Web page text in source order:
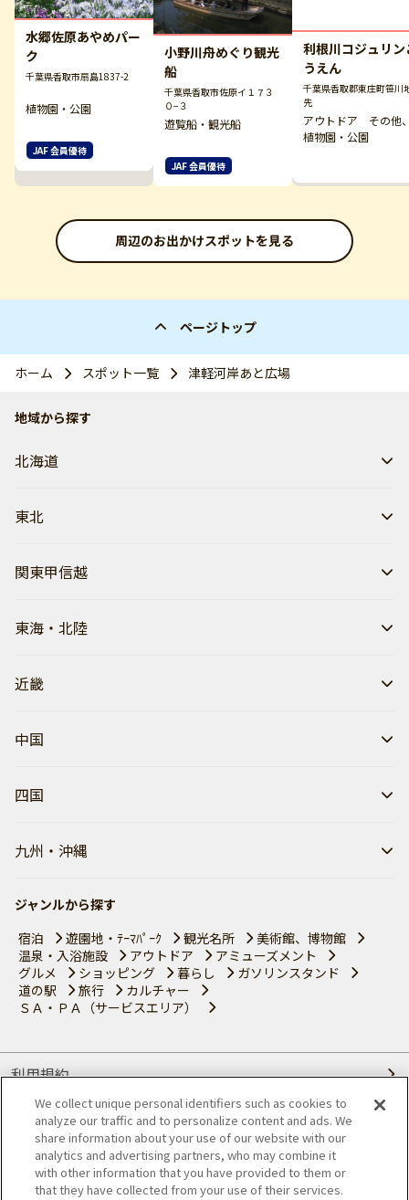
水郷佐原あやめパー
ク
千葉県香取市扇島1837-2
植物園・公園
JAF 会員優待
小野川舟めぐり観光
船
千葉県香取市佐原イ１７３
０−３
遊覧船・観光船
JAF 会員優待
利根川コジュリン
うえん
千葉県香取郡東庄町笹川
先
アウトドア その他
植物園・公園
周辺のお出かけスポットを見る
ページトップ
ホーム スポット一覧 津軽河岸あと広場
地域から探す
北海道
東北
関東甲信越
東海・北陸
近畿
中国
四国
九州・沖縄
ジャンルから探す
宿泊
遊園地・ﾃｰﾏﾊﾟｰｸ 観光名所
美術館、博物館
温泉・入浴施設
アウトドア
アミューズメント
グルメ
ショッピング 暮らし
ガソリンスタンド
道の駅
旅行
カルチャー
ＳＡ・ＰＡ（サービスエリア）
利用規約
個人情報の取り扱いについて
会員優待サービスの提携をご検討の方へ
We collect unique personal identifiers such as cookies to
analyze our traffic and to personalize content and ads. We
share information about your use of our website with our
analytics and advertising partners, who may combine it
with other information that you have provided to them or
that they have collected from your use of their services.